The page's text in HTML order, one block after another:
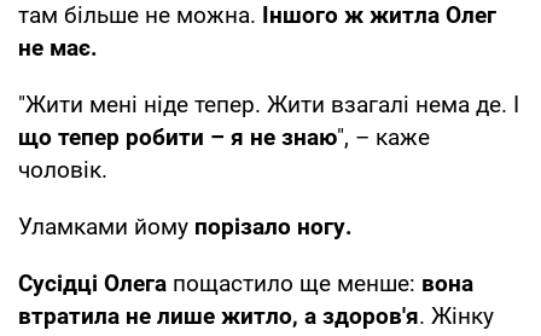
там більше не можна. Іншого ж житла Олег
не має.
"Жити мені ніде тепер. Жити взагалі нема де. І
що тепер робити – я не знаю", – каже
чоловік.
Уламками йому порізало ногу.
Сусідці Олега пощастило ще менше: вона
втратила не лише житло, а здоров'я. Жінку